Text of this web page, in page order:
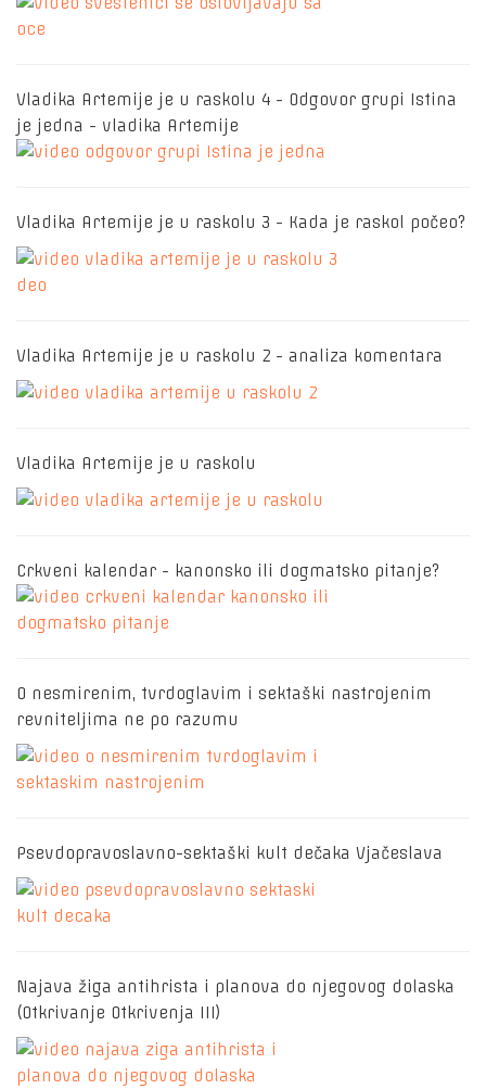
Vladika Artemije je u raskolu 4 - Odgovor grupi Istina
je jedna - vladika Artemije
Vladika Artemije je u raskolu 3 - Kada je raskol počeo?
Vladika Artemije je u raskolu 2 - analiza komentara
Vladika Artemije je u raskolu
Crkveni kalendar - kanonsko ili dogmatsko pitanje?
O nesmirenim, tvrdoglavim i sektaški nastrojenim
revniteljima ne po razumu
Psevdopravoslavno-sektaški kult dečaka Vjačeslava
Najava žiga antihrista i planova do njegovog dolaska
(Otkrivanje Otkrivenja III)